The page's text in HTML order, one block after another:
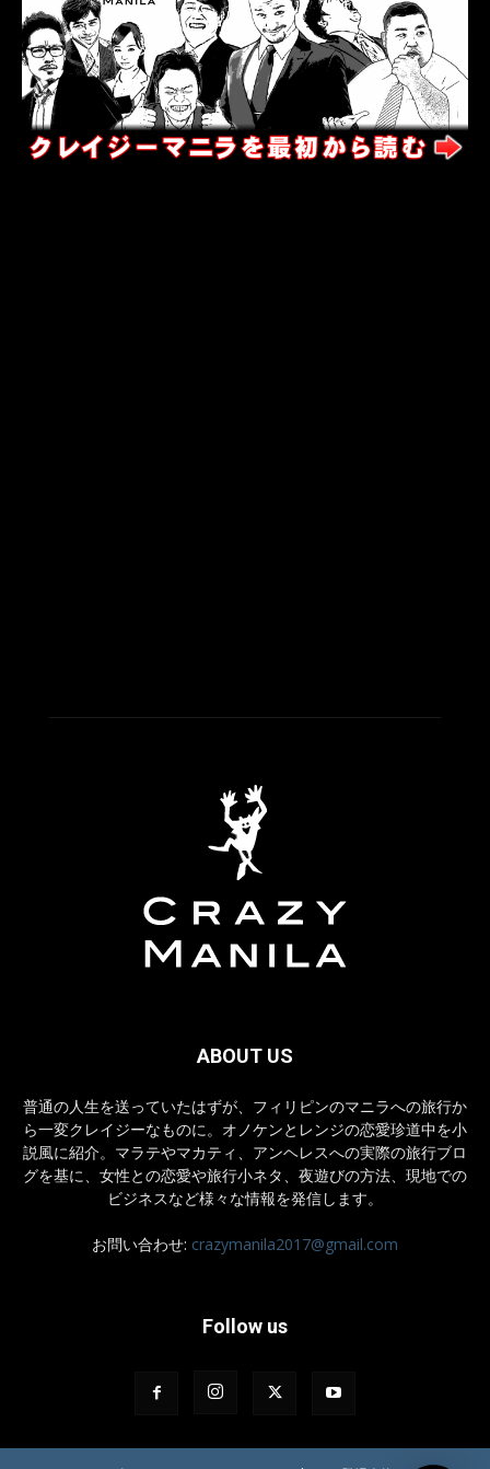
ABOUT US
普通の人生を送っていたはずが、フィリピンのマニラへの旅行か
ら一変クレイジーなものに。オノケンとレンジの恋愛珍道中を小
説風に紹介。マラテやマカティ、アンヘレスへの実際の旅行ブロ
グを基に、女性との恋愛や旅行小ネタ、夜遊びの方法、現地での
ビジネスなど様々な情報を発信します。
お問い合わせ: crazymanila2017@gmail.com
Follow us